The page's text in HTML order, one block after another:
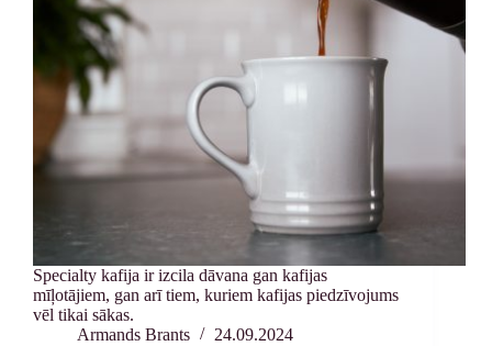
Specialty kafija ir izcila dāvana gan kafijas
mīļotājiem, gan arī tiem, kuriem kafijas piedzīvojums
vēl tikai sākas.
Armands Brants
24.09.2024